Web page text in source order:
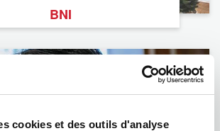
cookies et des outils d'analyse
BNI